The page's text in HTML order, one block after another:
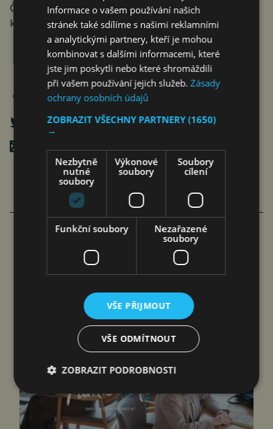
ČTK Connect ke zprávě vydává obrazovou přílohu,
která je k dispozici na adresehttps://www.protext.cz
FAMILIARITÉ: POETICKÉ PROPOJENÍ
FILMU A LITERATURY
Informace o vašem používání našich
stránek také sdílíme s našimi reklamními
a analytickými partnery, kteří je mohou
kombinovat s dalšími informacemi, které
jste jim poskytli nebo které shromáždili
při vašem používání jejich služeb.Zásady
ochrany osobních údajů
ZOBRAZIT VŠECHNY PARTNERY(1650)
→
Nezbytně
nutné
soubory
Výkonové
soubory
Soubory
cílení
Funkční soubory
Nezařazené
soubory
VŠE PŘIJMOUT
VŠE ODMÍTNOUT
ZOBRAZIT PODROBNOSTI